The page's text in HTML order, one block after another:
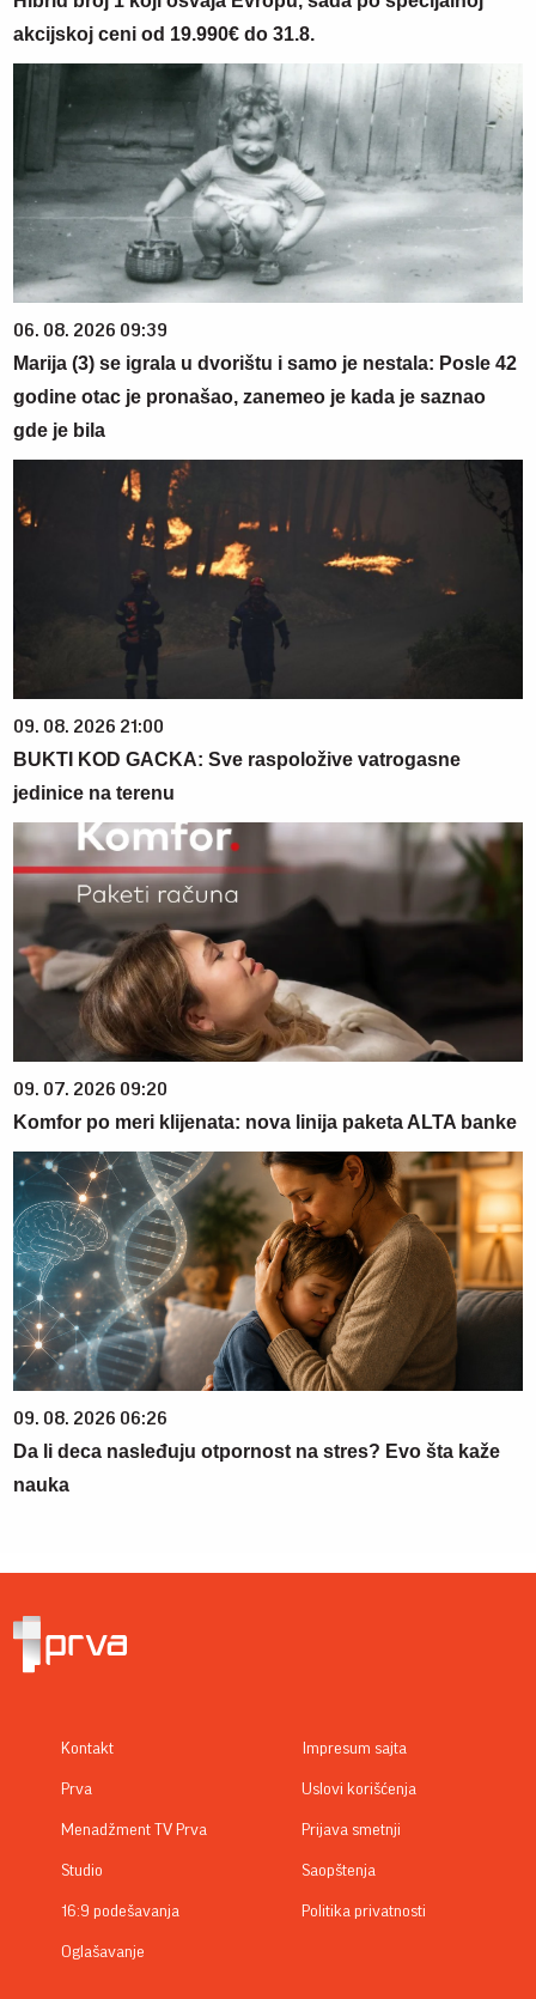
akcijskoj ceni od 19.990€ do 31.8.
06. 08. 2026 09:39
Marija (3) se igrala u dvorištu i samo je nestala: Posle 42
godine otac je pronašao, zanemeo je kada je saznao
gde je bila
09. 08. 2026 21:00
BUKTI KOD GACKA: Sve raspoložive vatrogasne
jedinice na terenu
09. 07. 2026 09:20
Komfor po meri klijenata: nova linija paketa ALTA banke
09. 08. 2026 06:26
Da li deca nasleđuju otpornost na stres? Evo šta kaže
nauka
Kontakt
Prva
Menadžment TV Prva
Studio
16:9 podešavanja
Oglašavanje
Impresum sajta
Uslovi korišćenja
Prijava smetnji
Saopštenja
Politika privatnosti